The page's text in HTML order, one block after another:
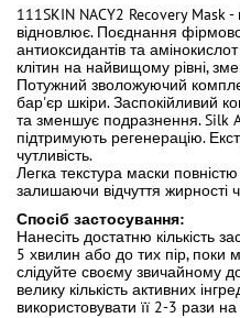
111SKIN NACY2 Recovery
відновлює. Поєднання
антиоксидантів та
клітин на найвищому рівні,
Потужний зволожуючий
бар'єр шкіри. Заспокійливий
та зменшує подразнення. Silk
підтримують регенерацію.
чутливість.
Легка текстура маски
залишаючи відчуття жирності
Спосіб застосування:
Нанесіть достатню кількість
5 хвилин або до тих пір, поки
слідуйте своєму звичайному
велику кількість активних
використовувати її 2-3 рази